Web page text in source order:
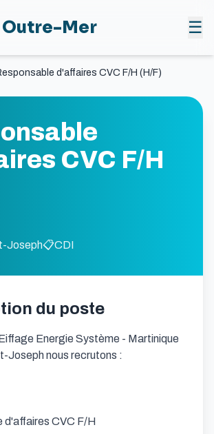
Outre-Mer ☰
d'affaires CVC F/H (H/F)
CVC F/H
Joseph📋CDI
du poste
Energie Système - Martinique
Joseph nous recrutons :
d'affaires CVC F/H